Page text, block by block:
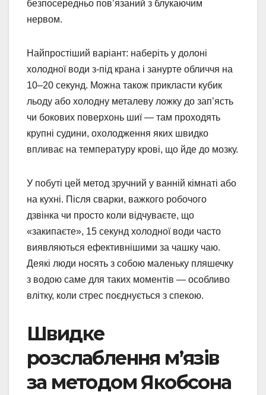
безпосередньо пов’язаний з блукаючим
нервом.
Найпростіший варіант: наберіть у долоні
холодної води з-під крана і занурте обличчя на
10–20 секунд. Можна також прикласти кубик
льоду або холодну металеву ложку до зап’ясть
чи бокових поверхонь шиї — там проходять
крупні судини, охолодження яких швидко
впливає на температуру крові, що йде до мозку.
У побуті цей метод зручний у ванній кімнаті або
на кухні. Після сварки, важкого робочого
дзвінка чи просто коли відчуваєте, що
«закипаєте», 15 секунд холодної води часто
виявляються ефективнішими за чашку чаю.
Деякі люди носять з собою маленьку пляшечку
з водою саме для таких моментів — особливо
влітку, коли стрес поєднується з спекою.
Швидке
розслаблення м’язів
за методом Якобсона